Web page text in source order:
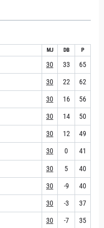
MJ DB P
30 33 65
30 22 62
30 16 56
30 14 50
30 12 49
30 0 41
30 5 40
30 -9 40
30 -3 37
30 -7 35